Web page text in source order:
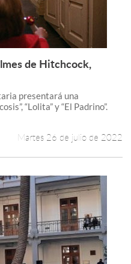
Leer más +
de Hitchcock,
presentará una
“Lolita” y “El Padrino”.
Martes 26 de julio de 2022